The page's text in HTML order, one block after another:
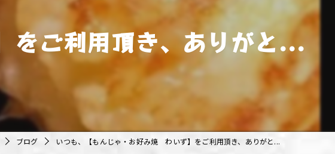
ランチ
焼きそば
ご利用頂き、ありがと...
ブログ いつも、【もんじゃ・お好み焼 わいず】をご利用頂き、ありがと...